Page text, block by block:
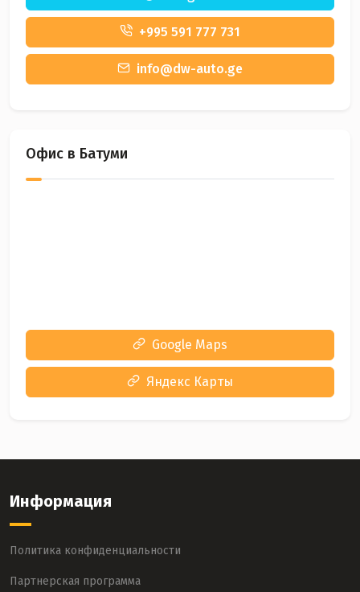
+995 591 777 731
info@dw-auto.ge
Офис в Батуми
Google Maps
Яндекс Карты
Информация
Политика конфиденциальности
Партнерская программа